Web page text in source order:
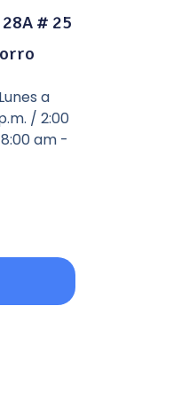
# 25
a
/ 2:00
am -